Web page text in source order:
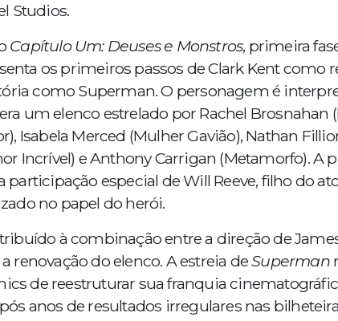
Studios.
Capítulo Um: Deuses e Monstros, primeira
os primeiros passos de Clark Kent como
como Superman. O personagem é
um elenco estrelado por Rachel Brosnahan
Isabela Merced (Mulher Gavião), Nathan
Incrível) e Anthony Carrigan (Metamorfo). A
especial de Will Reeve, filho do
no papel do herói.
à combinação entre a direção de
renovação do elenco. A estreia deSuperman
de reestruturar sua franquia
anos de resultados irregulares nas